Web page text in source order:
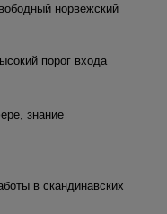
норвежский
порог входа
знание
в скандинавских